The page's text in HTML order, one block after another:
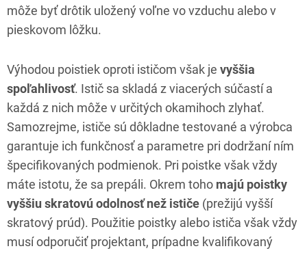
môže byť drôtik uložený voľne vo vzduchu alebo v
pieskovom lôžku.
Výhodou poistiek oproti ističom však je vyššia
spoľahlivosť. Istič sa skladá z viacerých súčastí a
každá z nich môže v určitých okamihoch zlyhať.
Samozrejme, ističe sú dôkladne testované a výrobca
garantuje ich funkčnosť a parametre pri dodržaní ním
špecifikovaných podmienok. Pri poistke však vždy
máte istotu, že sa prepáli. Okrem toho majú poistky
vyššiu skratovú odolnosť než ističe (prežijú vyšší
skratový prúd). Použitie poistky alebo ističa však vždy
musí odporučiť projektant, prípadne kvalifikovaný